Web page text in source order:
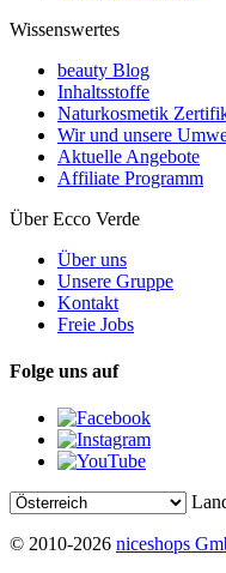
Wissenswertes
beauty Blog
Inhaltsstoffe
Naturkosmetik
Wir und unsere
Aktuelle Angebote
Affiliate Programm
Über Ecco Verde
Über uns
Unsere Gruppe
Kontakt
Freie Jobs
Folge uns auf
© 2010-2026 niceshops